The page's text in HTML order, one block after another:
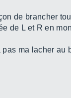
de brancher
de L et R en
ma lacher